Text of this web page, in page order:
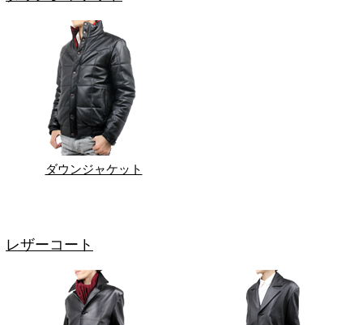
ダウンジャケット
レザーコート